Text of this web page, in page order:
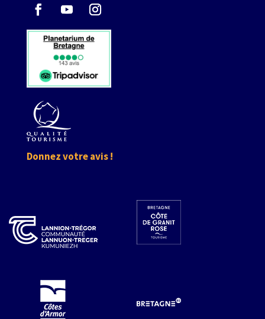
Donnez votre avis !